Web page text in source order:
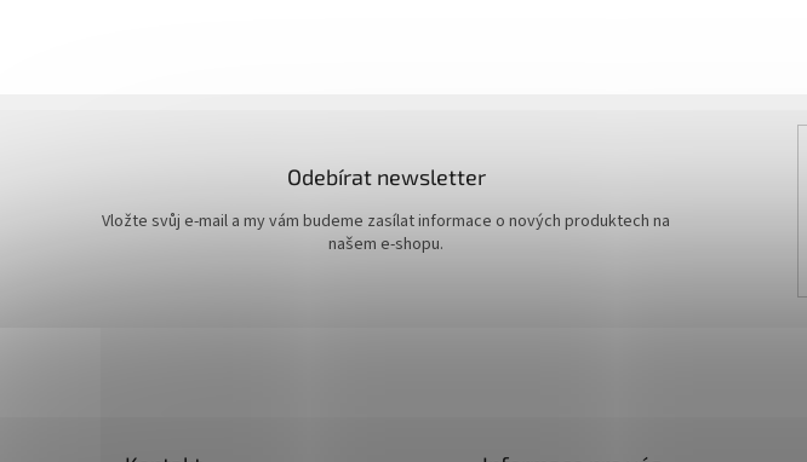
Odebírat newsletter
Vložte svůj e-mail a my vám budeme zasílat informace o nových produktech na
našem e-shopu.